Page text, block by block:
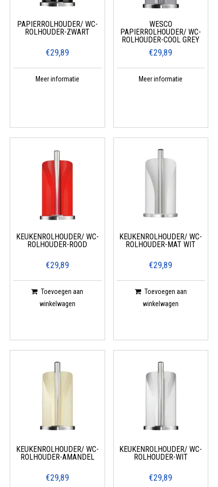
PAPIERROLHOUDER/ WC-
ROLHOUDER-ZWART
€29,89
Meer informatie
WESCO
PAPIERROLHOUDER/ WC-
ROLHOUDER-COOL GREY
€29,89
Meer informatie
KEUKENROLHOUDER/ WC-
ROLHOUDER-ROOD
€29,89
Toevoegen aan
winkelwagen
KEUKENROLHOUDER/ WC-
ROLHOUDER-MAT WIT
€29,89
Toevoegen aan
winkelwagen
KEUKENROLHOUDER/ WC-
ROLHOUDER-AMANDEL
€29,89
KEUKENROLHOUDER/ WC-
ROLHOUDER-WIT
€29,89